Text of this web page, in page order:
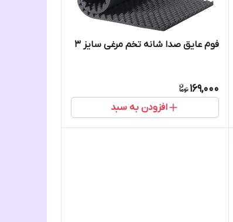
فوم عایق صدا شانه تخم مرغی سایز ۳
169,000
افزودن به سبد